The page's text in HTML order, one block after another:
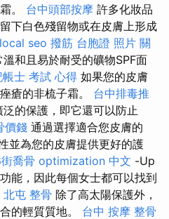
。 台中頭部按摩 許多化妝品
下白色殘留物或在皮膚上形成
local seo 撥筋 台胞證 照片 關
和且易於耐受的礦物SPF面
帳士 考試 心得 如果您的皮膚
瘡的非梳子霜。 台中排毒推
的保護，即它還可以防止
價錢 通過選擇適合您皮膚的
並為您的皮膚提供更好的護
喬骨 optimization 中文 -Up
能，因此每個女士都可以找到
北屯 整骨 除了高太陽保護外，
的輕質質地。 台中 按摩 整骨